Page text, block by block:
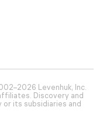
Levenhuk, Inc.
Discovery and
its subsidiaries and